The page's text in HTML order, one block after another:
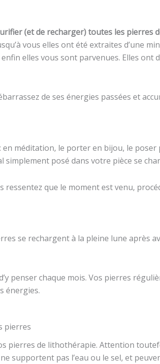
(et de recharger) toutes les pierres
vous elles ont été extraites d’une
enfin elles vous sont parvenues. Elles ont
de ses énergies passées et
méditation, le porter en bijou, le poser
simplement posé dans votre pièce se
ressentez que le moment est venu,
se rechargent à la pleine lune après
penser chaque mois. Vos pierres
énergies.
pierres
pierres de lithothérapie. Attention
supportent pas l’eau ou le sel, et